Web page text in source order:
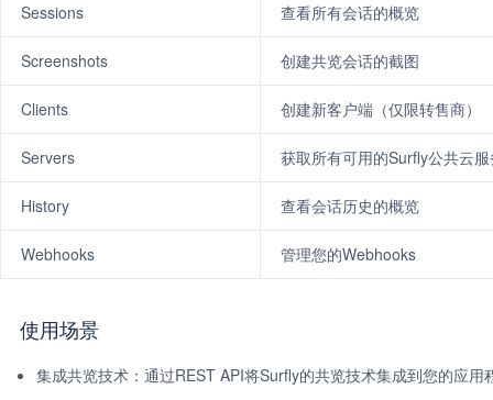
Sessions 查看所有会话的概览
Screenshots 创建共览会话的截图
Clients 创建新客户端（仅限转售商）
Servers 获取所有可用的Surfly公共云
History 查看会话历史的概览
Webhooks 管理您的Webhooks
使用场景
集成共览技术：通过REST API将Surfly的共览技术集成到您的应用